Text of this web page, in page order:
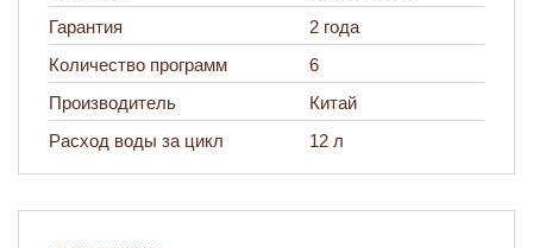
Гарантия
2 года
Количество программ
6
Производитель
Китай
Расход воды за цикл
12 л